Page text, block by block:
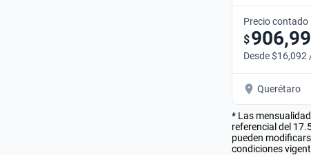
Precio contado
$
Desde $16,092
Querétaro
* Las
referencial del
pueden
condiciones